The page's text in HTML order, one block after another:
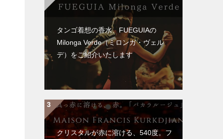
タンゴ着想の香水、FUEGUIAの
Milonga Verde（ミロンガ・ヴェル
デ）をご紹介いたします
クリスタルが赤に溶ける、540度。フ